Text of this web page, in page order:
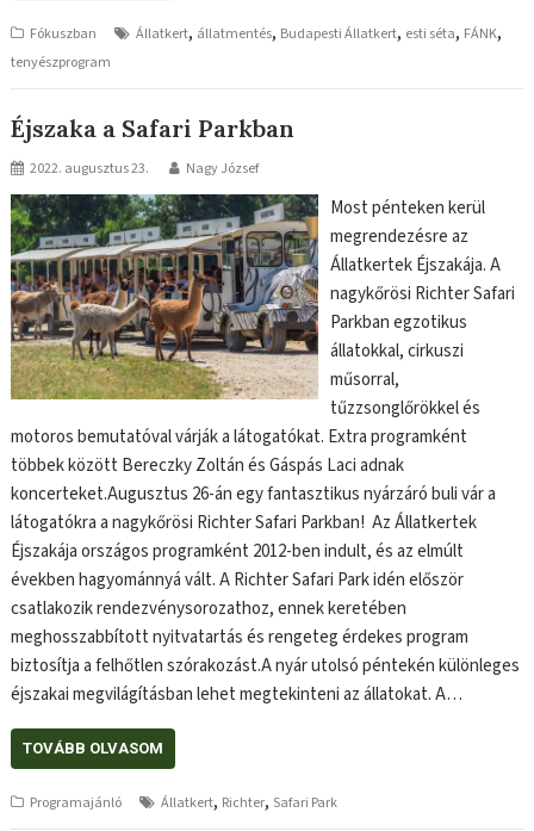
Fókuszban Állatkert, állatmentés, Budapesti Állatkert, esti séta, FÁNK,
tenyészprogram
Éjszaka a Safari Parkban
2022. augusztus 23. Nagy József
Most pénteken kerül
megrendezésre az
Állatkertek Éjszakája. A
nagykőrösi Richter Safari
Parkban egzotikus
állatokkal, cirkuszi
műsorral,
tűzzsonglőrökkel és
motoros bemutatóval várják a látogatókat. Extra programként
többek között Bereczky Zoltán és Gáspás Laci adnak
koncerteket.Augusztus 26-án egy fantasztikus nyárzáró buli vár a
látogatókra a nagykőrösi Richter Safari Parkban! Az Állatkertek
Éjszakája országos programként 2012-ben indult, és az elmúlt
években hagyománnyá vált. A Richter Safari Park idén először
csatlakozik rendezvénysorozathoz, ennek keretében
meghosszabbított nyitvatartás és rengeteg érdekes program
biztosítja a felhőtlen szórakozást.A nyár utolsó péntekén különleges
éjszakai megvilágításban lehet megtekinteni az állatokat. A…
TOVÁBB OLVASOM
Programajánló Állatkert, Richter, Safari Park